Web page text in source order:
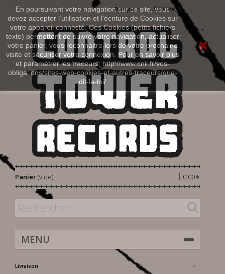
En poursuivant votre navigation sur ce site, vous
devez accepter l’utilisation et l'écriture de Cookies sur
votre appareil connecté. Ces Cookies (petits fichiers
texte) permettent de suivre votre navigation, actualiser
votre panier, vous reconnaitre lors de votre prochaine
visite et sécuriser votre connexion. Pour en savoir plus
et paramétrer les traceurs: http://www.cnil.fr/vos-
obligations/sites-web-cookies-et-autres-traceurs/que-
dit-la-loi/
Connexion
Français
Panier 0,00 €
|
(vide)
MENU
Livraison